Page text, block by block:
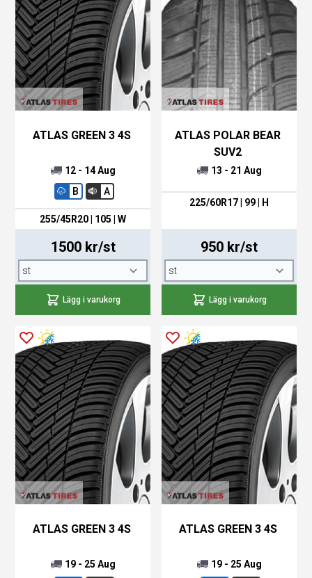
ATLAS GREEN 3 4S
12 - 14 Aug
B
A
255/45R20 | 105 | W
1500 kr/st
Lägg i varukorg
ATLAS POLAR BEAR
SUV2
13 - 21 Aug
225/60R17 | 99 | H
950 kr/st
Lägg i varukorg
ATLAS GREEN 3 4S
19 - 25 Aug
ATLAS GREEN 3 4S
19 - 25 Aug